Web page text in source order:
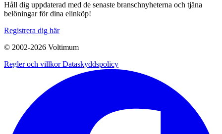
Håll dig uppdaterad med de senaste branschnyheterna och tjäna
belöningar för dina elinköp!
Registrera dig här
© 2002-2026 Voltimum
Regler och villkorDataskyddspolicy